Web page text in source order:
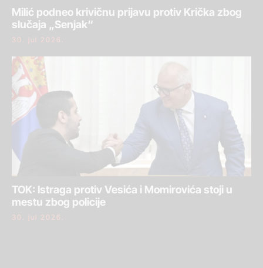
Milić podneo krivičnu prijavu protiv Krička zbog
slučaja „Senjak“
30. jul 2026.
TOK: Istraga protiv Vesića i Momirovića stoji u
mestu zbog policije
30. jul 2026.